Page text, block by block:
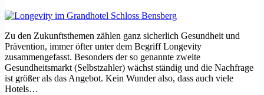
Zu den Zukunftsthemen zählen ganz sicherlich Gesundheit und
Prävention, immer öfter unter dem Begriff Longevity
zusammengefasst. Besonders der so genannte zweite
Gesundheitsmarkt (Selbstzahler) wächst ständig und die Nachfrage
ist größer als das Angebot. Kein Wunder also, dass auch viele
Hotels…